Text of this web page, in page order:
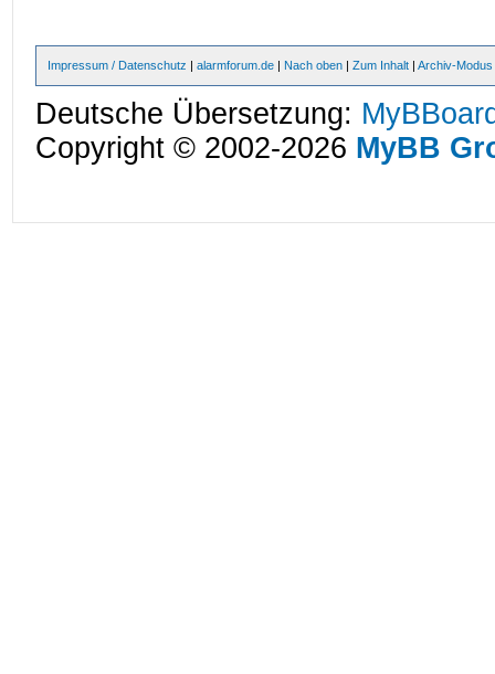
Impressum / Datenschutz |alarmforum.de | Nach oben |Zum Inhalt |Archiv-Modus
Deutsche Übersetzung:
Copyright © 2002-2026 MyBB